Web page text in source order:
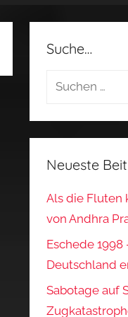
Suche…
Suchen
Neueste
Als die Fluten
von Andhra
Eschede 1998
Deutschland
Sabotage auf